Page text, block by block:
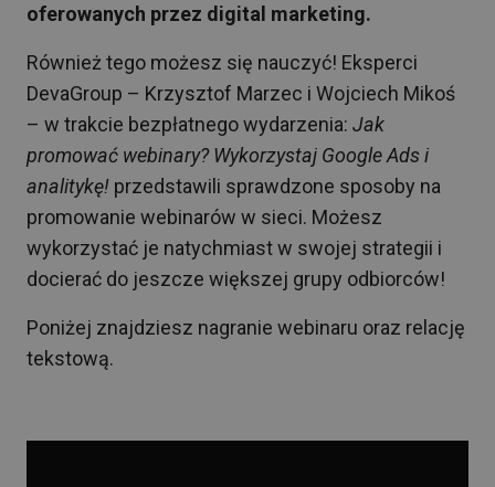
oferowanych przez digital marketing.
Również tego możesz się nauczyć! Eksperci
DevaGroup – Krzysztof Marzec i Wojciech Mikoś
– w trakcie bezpłatnego wydarzenia: Jak
promować webinary? Wykorzystaj Google Ads i
analitykę! przedstawili sprawdzone sposoby na
promowanie webinarów w sieci. Możesz
wykorzystać je natychmiast w swojej strategii i
docierać do jeszcze większej grupy odbiorców!
Poniżej znajdziesz nagranie webinaru oraz relację
tekstową.